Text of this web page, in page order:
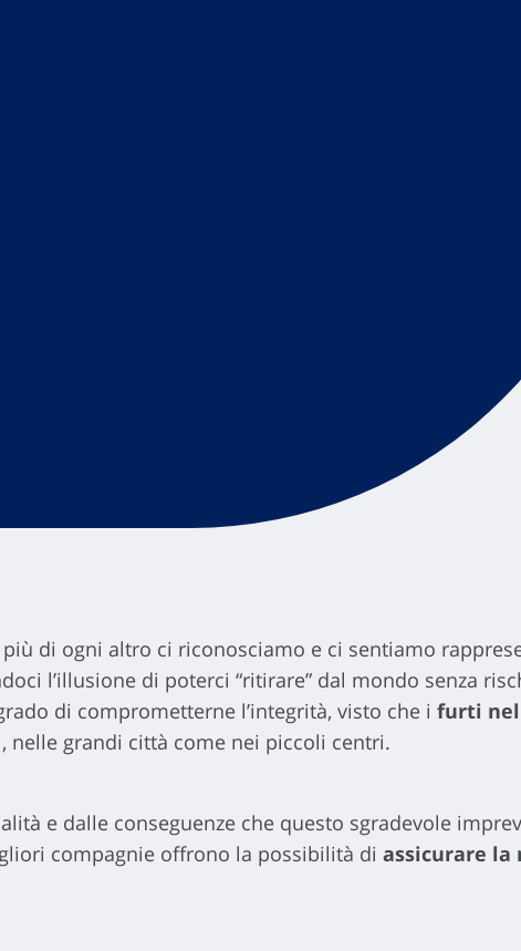
più di ogni altro ci riconosciamo e ci sentiamo
l’illusione di poterci “ritirare” dal mondo senza
di comprometterne l’integrità, visto che i furti
grandi città come nei piccoli centri.
e dalle conseguenze che questo sgradevole
compagnie offrono la possibilità di assicurare la